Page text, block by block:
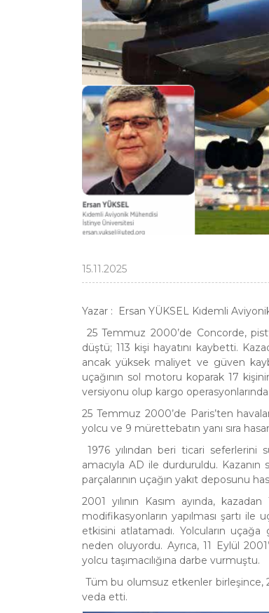
15.11.2025
Yazar : Ersan YÜKSEL Kıdemli
25 Temmuz 2000’de Concorde,
düştü; 113 kişi hayatını kaybetti.
ancak yüksek maliyet ve güven
uçağının sol motoru koparak 17
versiyonu olup kargo operasyonlarında
25 Temmuz 2000’de Paris’ten
yolcu ve 9 mürettebatın yanı sıra
1976 yılından beri ticari seferlerini
amacıyla AD ile durduruldu.
parçalarının uçağın yakıt deposunu
2001 yılının Kasım ayında,
modifikasyonların yapılması şartı ile
etkisini atlatamadı. Yolcuların
neden oluyordu. Ayrıca, 11 Eylül
yolcu taşımacılığına darbe vurmuştu.
Tüm bu olumsuz etkenler birleşince,
veda etti.